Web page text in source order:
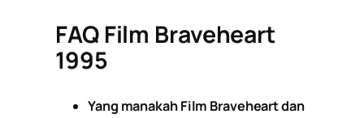
FAQ Film Braveheart
1995
Yang manakah Film Braveheart dan